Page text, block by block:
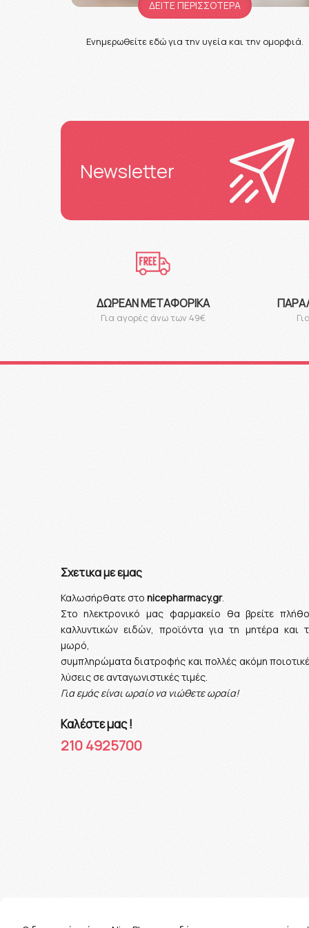
ΔΕΙΤΕ ΠΕΡΙΣΣΟΤΕΡΑ
Ενημερωθείτε εδώ για την υγεία και την ομορφιά.
Newsletter
ΔΩΡΕΆΝ ΜΕΤΑΦΟΡΙΚΆ
Για αγορές άνω των 49€
Σχετικα με εμας
Καλωσήρθατε στο nicepharmacy.gr.
Στο ηλεκτρονικό μας φαρμακείο θα βρείτε
καλλυντικών ειδών, προϊόντα για τη μητέρα και
μωρό,
συμπληρώματα διατροφής και πολλές ακόμη
λύσεις σε ανταγωνιστικές τιμές.
Για εμάς είναι ωραίο να νιώθετε ωραία!
Καλέστε μας !
210 4925700